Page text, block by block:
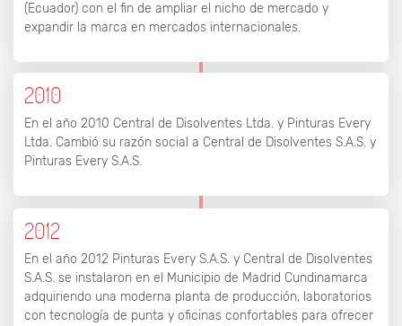
(Ecuador) con el fin de ampliar el nicho de mercado y
expandir la marca en mercados internacionales.
2010
En el año 2010 Central de Disolventes Ltda. y Pinturas Every
Ltda. Cambió su razón social a Central de Disolventes S.A.S. y
Pinturas Every S.A.S.
2012
En el año 2012 Pinturas Every S.A.S. y Central de Disolventes
S.A.S. se instalaron en el Municipio de Madrid Cundinamarca
adquiriendo una moderna planta de producción, laboratorios
con tecnología de punta y oficinas confortables para ofrecer